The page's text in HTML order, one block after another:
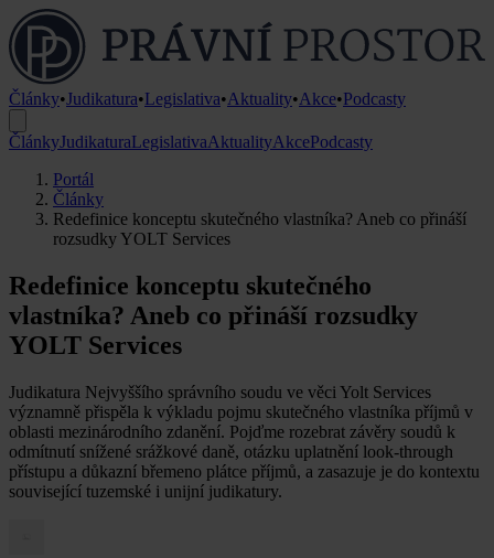
Články•Judikatura•Legislativa•Aktuality•Akce•Podcasty
ČlánkyJudikaturaLegislativaAktualityAkcePodcasty
Portál
Články
Redefinice konceptu skutečného vlastníka? Aneb co přináší
rozsudky YOLT Services
Redefinice konceptu skutečného
vlastníka? Aneb co přináší rozsudky
YOLT Services
Judikatura Nejvyššího správního soudu ve věci Yolt Services
významně přispěla k výkladu pojmu skutečného vlastníka příjmů v
oblasti mezinárodního zdanění. Pojďme rozebrat závěry soudů k
odmítnutí snížené srážkové daně, otázku uplatnění look-through
přístupu a důkazní břemeno plátce příjmů, a zasazuje je do kontextu
související tuzemské i unijní judikatury.